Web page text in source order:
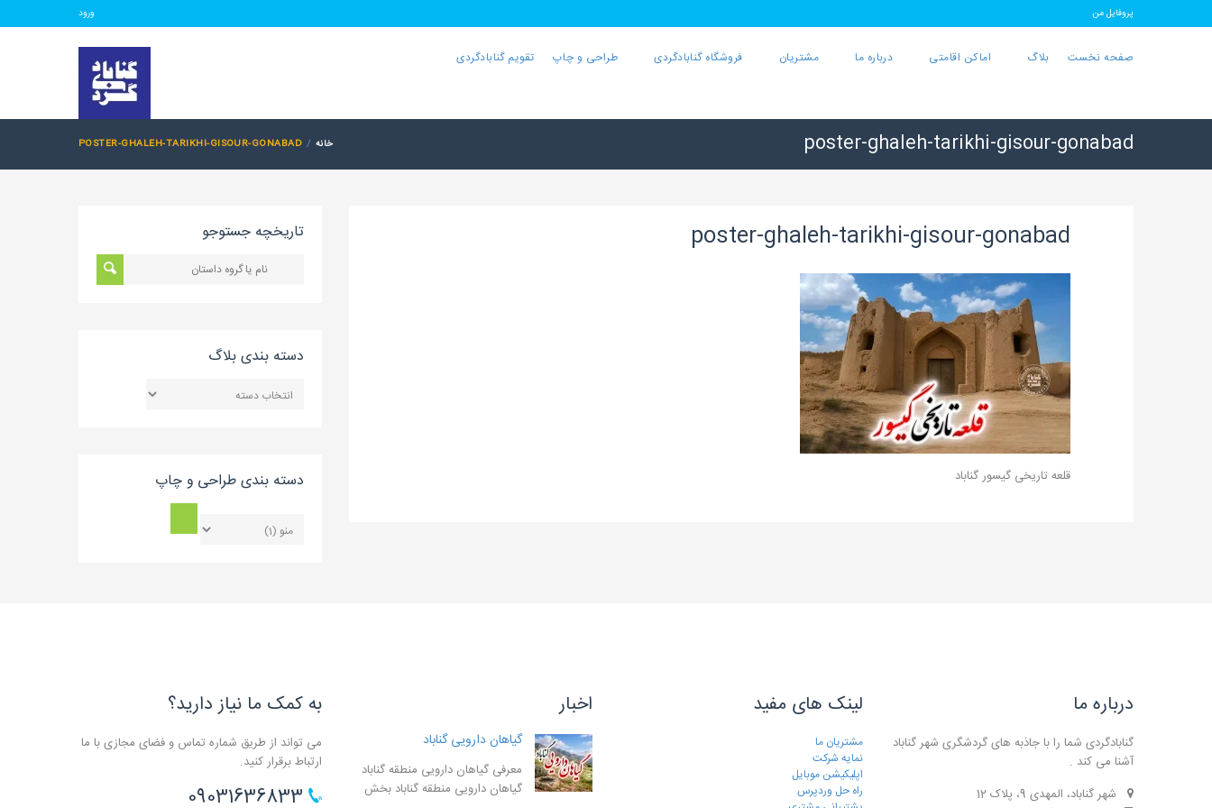
پروفایل من ورود
صفحه نخست بلاگ اماکن اقامتی درباره ما مشتریان فروشگاه گنابادگردی طراحی و چاپ تقویم گنابادگردی
poster-ghaleh-tarikhi-gisour-gonabad خانه POSTER-GHALEH-TARIKHI-GISOUR-GONABAD
poster-ghaleh-tarikhi-gisour-gonabad
قلعه تاریخی گیسور گناباد
تاریخچه جستوجو
دسته بندی بلاگ
بندی
دسته بندی طراحی و چاپ
درباره ما
گنابادگردی شما را با جاذبه های گردشگری شهر گناباد
آشنا می کند .
شهر گناباد، المهدی 9، پلاک 12
لینک های مفید
مشتریان ما
نمایه شرکت
اپلیکیشن موبایل
راه حل وردپرس
اخبار
گیاهان دارویی گناباد
معرفی گیاهان دارویی منطقه گناباد
گیاهان دارویی منطقه گناباد بخش
به کمک ما نیاز دارید؟
می تواند از طریق شماره تماس و فضای مجازی با ما
ارتباط برقرار کنید.